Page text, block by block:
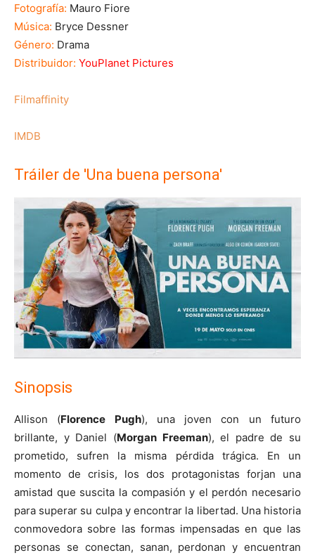
Fotografía: Mauro Fiore
Música: Bryce Dessner
Género: Drama
Distribuidor: YouPlanet Pictures
Filmaffinity
IMDB
Tráiler de 'Una buena persona'
Sinopsis
Allison (Florence Pugh), una joven con un futuro
brillante, y Daniel (Morgan Freeman), el padre de su
prometido, sufren la misma pérdida trágica. En un
momento de crisis, los dos protagonistas forjan una
amistad que suscita la compasión y el perdón necesario
para superar su culpa y encontrar la libertad. Una historia
conmovedora sobre las formas impensadas en que las
personas se conectan, sanan, perdonan y encuentran